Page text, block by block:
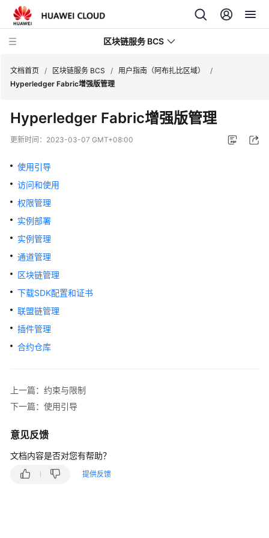
区块链服务 BCS
新
动
品
介
绍
计
费
说
明
快
速
入
门
户
指
佳
实
文档首页 / 区块链服务 BCS / 用户指南（阿布扎比区域）
/
Hyperledger Fabric增强版管理
Hyperledger Fabric增强版管理
更新时间： 2023-03-07 GMT+08:00
使用引导
访问和使用
权限管理
实例部署
实例管理
通道管理
区块链管理
下载SDK配置和证书
联盟链管理
插件管理
合约仓库
上一篇：约束与限制
下一篇：使用引导
意见反馈
文档内容是否对您有帮助？
提供反馈